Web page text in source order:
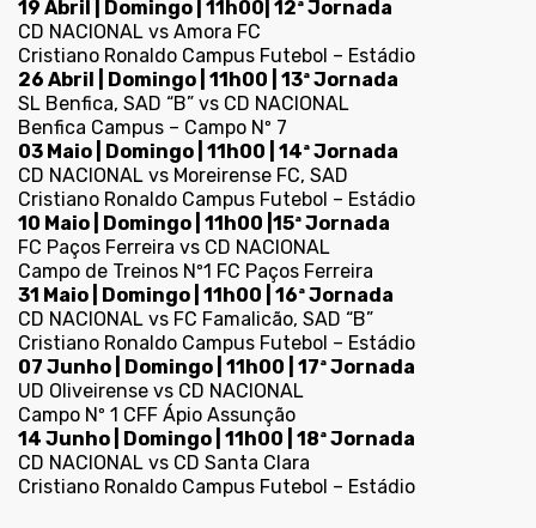
19 Abril | Domingo | 11h00| 12ª Jornada
CD NACIONAL vs Amora FC
Cristiano Ronaldo Campus Futebol – Estádio
26 Abril | Domingo | 11h00 | 13ª Jornada
SL Benfica, SAD “B” vs CD NACIONAL
Benfica Campus – Campo Nº 7
03 Maio | Domingo | 11h00 | 14ª Jornada
CD NACIONAL vs Moreirense FC, SAD
Cristiano Ronaldo Campus Futebol – Estádio
10 Maio | Domingo | 11h00 |15ª Jornada
FC Paços Ferreira vs CD NACIONAL
Campo de Treinos Nº1 FC Paços Ferreira
31 Maio | Domingo | 11h00 | 16ª Jornada
CD NACIONAL vs FC Famalicão, SAD “B”
Cristiano Ronaldo Campus Futebol – Estádio
07 Junho | Domingo | 11h00 | 17ª Jornada
UD Oliveirense vs CD NACIONAL
Campo Nº 1 CFF Ápio Assunção
14 Junho | Domingo | 11h00 | 18ª Jornada
CD NACIONAL vs CD Santa Clara
Cristiano Ronaldo Campus Futebol – Estádio